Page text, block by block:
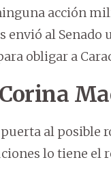
acción
envió al Senado
obligar a
al posible
lo tiene el